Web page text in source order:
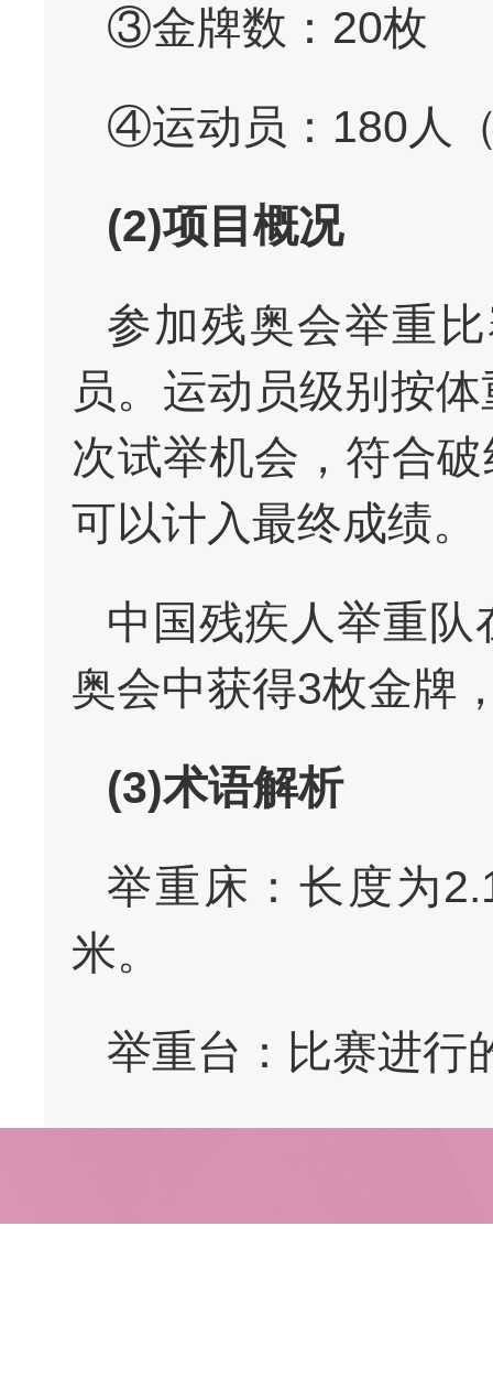
③金牌数：20枚
④运动员：180人
(2)项目概况
参加残奥会举重
员。运动员级别按
次试举机会，符合
可以计入最终成绩。
中国残疾人举重
奥会中获得3枚金牌
(3)术语解析
举重床：长度为
米。
举重台：比赛进行